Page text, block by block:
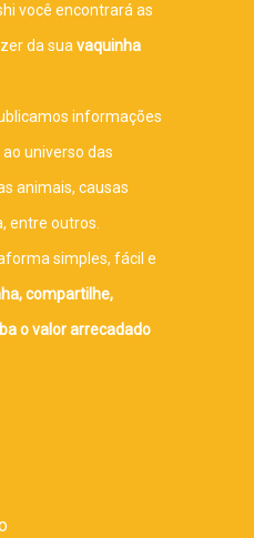
você encontrará as
da sua vaquinha
informações
universo das
animais, causas
entre outros.
simples, fácil e
compartilhe,
o valor arrecadado